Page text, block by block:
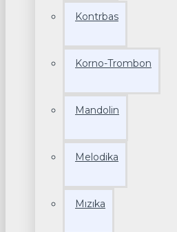
Kontrbas
Korno-Trombon
Mandolin
Melodika
Mızıka